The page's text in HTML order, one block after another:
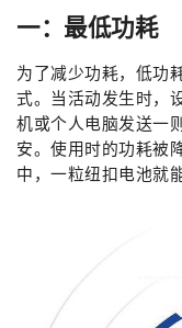
一：最低功耗
为了减少功耗，低功
式。当活动发生时，
机或个人电脑发送一
安。使用时的功耗被
中，一粒纽扣电池就